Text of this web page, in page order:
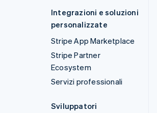
Integrazioni e soluzioni
personalizzate
Stripe App Marketplace
Stripe Partner
Ecosystem
Servizi professionali
Sviluppatori